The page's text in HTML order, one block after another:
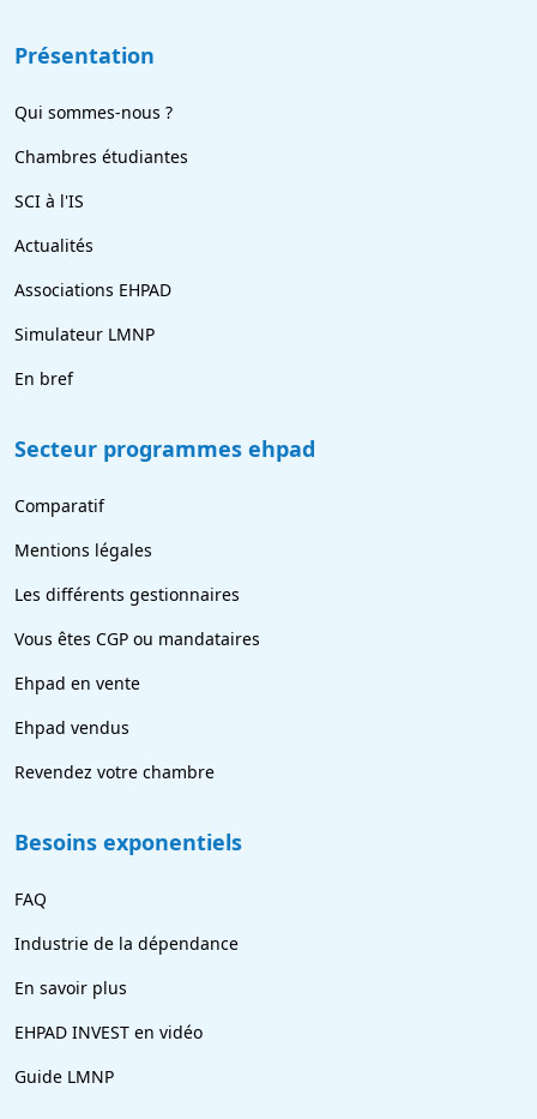
Présentation
Qui sommes-nous ?
Chambres étudiantes
SCI à l'IS
Actualités
Associations EHPAD
Simulateur LMNP
En bref
Secteur programmes ehpad
Comparatif
Mentions légales
Les différents gestionnaires
Vous êtes CGP ou mandataires
Ehpad en vente
Ehpad vendus
Revendez votre chambre
Besoins exponentiels
FAQ
Industrie de la dépendance
En savoir plus
EHPAD INVEST en vidéo
Guide LMNP